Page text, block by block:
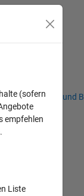
Studierende und
(sofern
empfehlen
.
Liste